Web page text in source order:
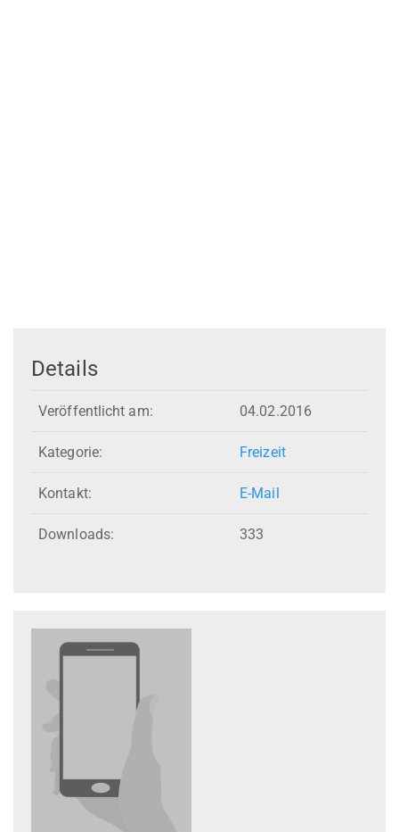
Details
Veröffentlicht am: 04.02.2016
Kategorie: Freizeit
Kontakt: E-Mail
Downloads: 333